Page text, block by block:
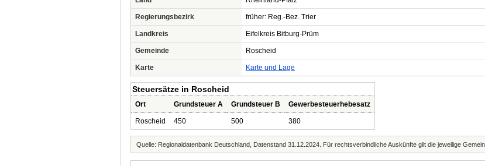
Regierungsbezirk früher: Reg.-Bez. Trier
Landkreis Eifelkreis Bitburg-Prüm
Gemeinde Roscheid
Karte Karte und Lage
Steuersätze in Roscheid
Ort Grundsteuer A Grundsteuer B Gewerbesteuerhebesatz
Roscheid 450 500 380
Quelle: Regionaldatenbank Deutschland, Datenstand 31.12.2024. Für rechtsverbindliche Auskünfte gilt die jeweilige